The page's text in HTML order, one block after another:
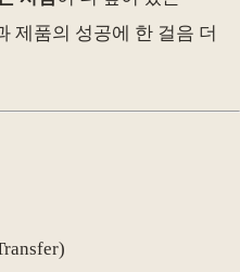
제품의 성공에 한 걸음 더